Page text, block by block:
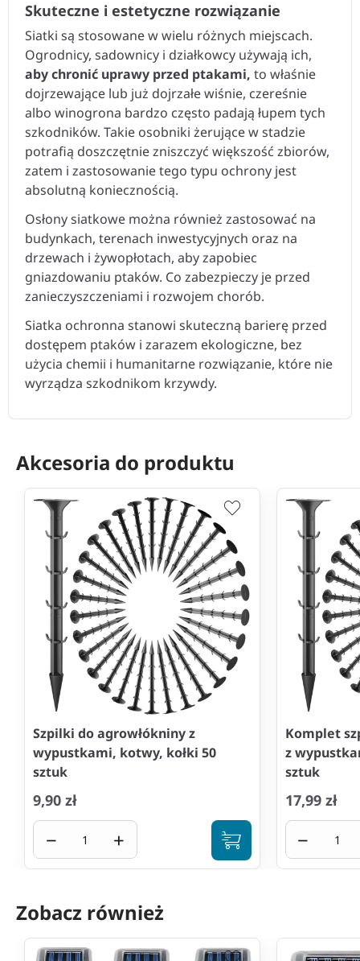
Skuteczne i estetyczne rozwiązanie
Siatki są stosowane w wielu różnych miejscach.
Ogrodnicy, sadownicy i działkowcy używają ich,
aby chronić uprawy przed ptakami, to właśnie
dojrzewające lub już dojrzałe wiśnie, czereśnie
albo winogrona bardzo często padają łupem tych
szkodników. Takie osobniki żerujące w stadzie
potrafią doszczętnie zniszczyć większość zbiorów,
zatem i zastosowanie tego typu ochrony jest
absolutną koniecznością.
Osłony siatkowe można również zastosować na
budynkach, terenach inwestycyjnych oraz na
drzewach i żywopłotach, aby zapobiec
gniazdowaniu ptaków. Co zabezpieczy je przed
zanieczyszczeniami i rozwojem chorób.
Siatka ochronna stanowi skuteczną barierę przed
dostępem ptaków i zarazem ekologiczne, bez
użycia chemii i humanitarne rozwiązanie, które nie
wyrządza szkodnikom krzywdy.
Akcesoria do produktu
Szpilki do agrowłókniny z
wypustkami, kotwy, kołki 50
sztuk
9,90 zł
− +
Komplet
z
sztuk
17,99 zł
−
Zobacz również